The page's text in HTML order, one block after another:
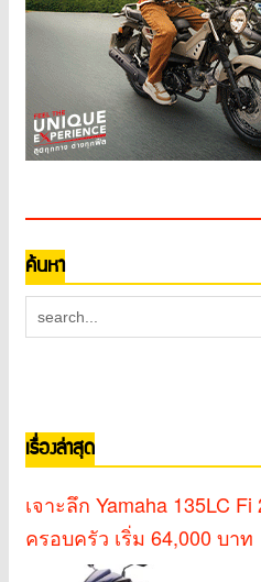
ค้นหา
เรื่องล่าสุด
เจาะลึก Yamaha 135LC
ครอบครัว เริ่ม 64,000 บาท